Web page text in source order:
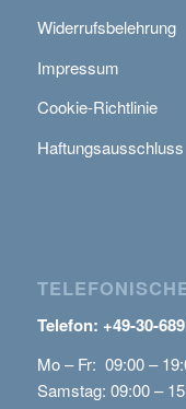
Widerrufsbelehrung
Impressum
Cookie-Richtlinie
Haftungsausschluss
Telefon: +49-30-
Mo – Fr: 09:00 –
Samstag: 09:00 –